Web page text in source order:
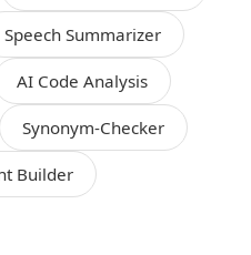
Speech Summarizer
AI Code Analysis
Synonym-Checker
Builder